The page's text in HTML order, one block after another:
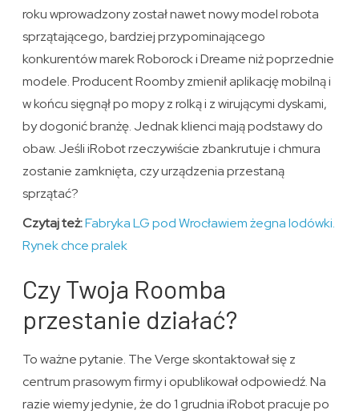
roku wprowadzony został nawet nowy model robota
sprzątającego, bardziej przypominającego
konkurentów marek Roborock i Dreame niż poprzednie
modele. Producent Roomby zmienił aplikację mobilną i
w końcu sięgnął po mopy z rolką i z wirującymi dyskami,
by dogonić branżę. Jednak klienci mają podstawy do
obaw. Jeśli iRobot rzeczywiście zbankrutuje i chmura
zostanie zamknięta, czy urządzenia przestaną
sprzątać?
Czytaj też:Fabryka LG pod Wrocławiem żegna lodówki.
Rynek chce pralek
Czy Twoja Roomba
przestanie działać?
To ważne pytanie. The Verge skontaktował się z
centrum prasowym firmy i opublikował odpowiedź. Na
razie wiemy jedynie, że do 1 grudnia iRobot pracuje po